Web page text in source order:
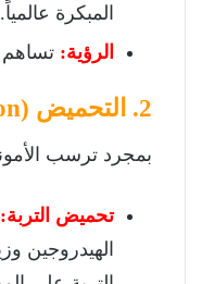
المبكرة عالمياً.
الرؤية: تساهم
2. التحميض (Acidification)
بمجرد ترسب
تحميض التربة:
الهيدروجين